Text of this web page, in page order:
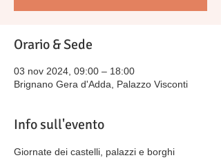
Orario & Sede
03 nov 2024, 09:00 – 18:00
Brignano Gera d'Adda, Palazzo Visconti
Info sull'evento
Giornate dei castelli, palazzi e borghi